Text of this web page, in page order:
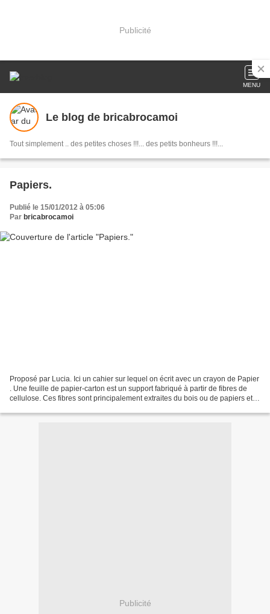
Publicité
MENU
Le blog de bricabrocamoi
Tout simplement .. des petites choses !!!... des petits bonheurs !!!...
Papiers.
Publié le 15/01/2012 à 05:06
Par bricabrocamoi
Proposé par Lucia. Ici un cahier sur lequel on écrit avec un crayon de Papier
. Une feuille de papier-carton est un support fabriqué à partir de fibres de
cellulose. Ces fibres sont principalement extraites du bois ou de papiers et
Publicité